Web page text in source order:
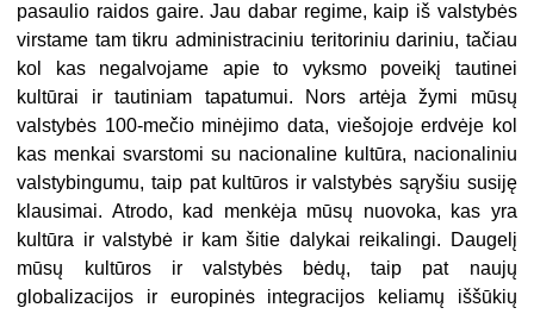
pasaulio raidos gaire. Jau dabar regime, kaip iš valstybės
virstame tam tikru administraciniu teritoriniu dariniu, tačiau
kol kas negalvojame apie to vyksmo poveikį tautinei
kultūrai ir tautiniam tapatumui. Nors artėja žymi mūsų
valstybės 100-mečio minėjimo data, viešojoje erdvėje kol
kas menkai svarstomi su nacionaline kultūra, nacionaliniu
valstybingumu, taip pat kultūros ir valstybės sąryšiu susiję
klausimai. Atrodo, kad menkėja mūsų nuovoka, kas yra
kultūra ir valstybė ir kam šitie dalykai reikalingi. Daugelį
mūsų kultūros ir valstybės bėdų, taip pat naujų
globalizacijos ir europinės integracijos keliamų iššūkių